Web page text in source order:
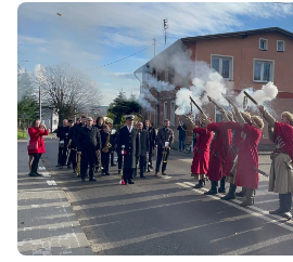
W najbliższy poniedziałek, 11 listopada
będą mieli wyjątkową okazję do